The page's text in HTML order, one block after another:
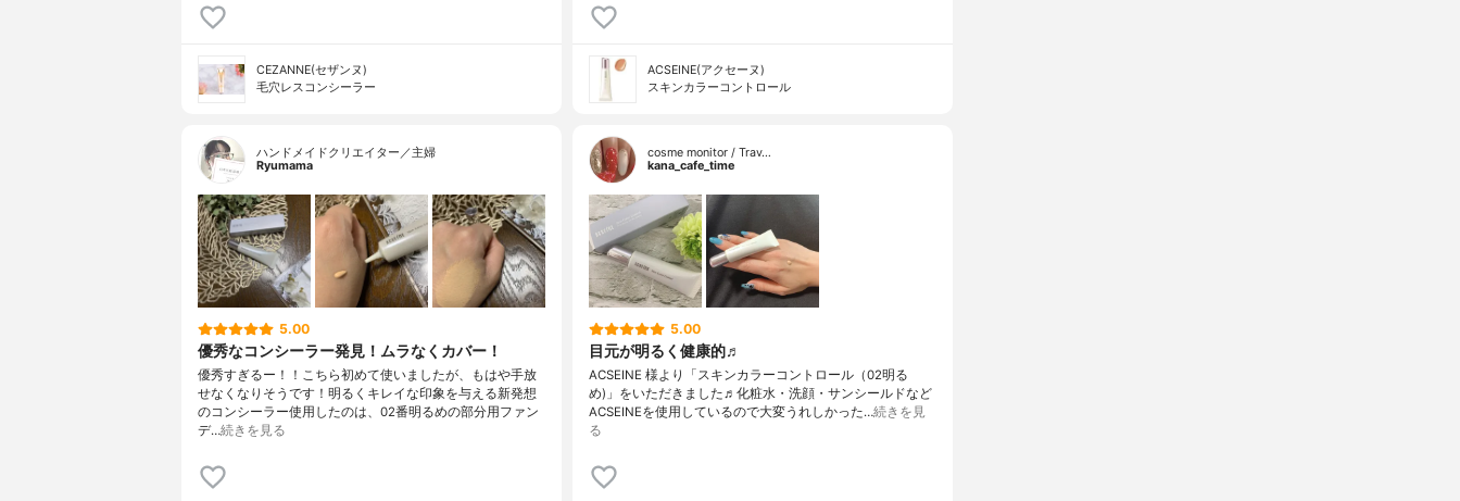
CEZANNE(セザンヌ)
毛穴レスコンシーラー
ACSEINE(アクセーヌ)
スキンカラーコントロール
ハンドメイドクリエイター／主婦
Ryumama
5.00
優秀なコンシーラー発見！ムラなくカバー！
優秀すぎるー！！こちら初めて使いましたが、もはや手放
せなくなりそうです！明るくキレイな印象を与える新発想
のコンシーラー使用したのは、02番明るめの部分用ファン
デ…続きを見る
cosme monitor / Trav…
kana_cafe_time
5.00
目元が明るく健康的♬
ACSEINE 様より「スキンカラーコントロール（02明る
め)」をいただきました♬化粧水・洗顔・サンシールドなど
ACSEINEを使用しているので大変うれしかった…続きを見
る